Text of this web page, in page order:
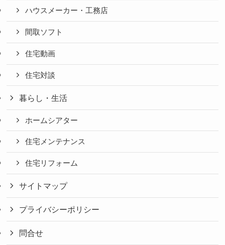
ハウスメーカー・工務店
間取ソフト
住宅動画
住宅対談
暮らし・生活
ホームシアター
住宅メンテナンス
住宅リフォーム
サイトマップ
プライバシーポリシー
問合せ